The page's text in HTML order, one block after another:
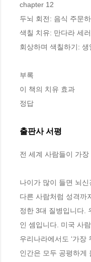
chapter 12
두뇌 회전: 음식 주문
색칠 치유: 만다라 세
회상하며 색칠하기: 생
부록
이 책의 치유 효과
정답
출판사 서평
전 세계 사람들이 가
나이가 많이 들면 뇌
다른 사람처럼 성격까
정한 3대 질병입니다.
인 셈입니다. 미국 사
우리나라에서도 ‘가
인간은 모두 공평하게